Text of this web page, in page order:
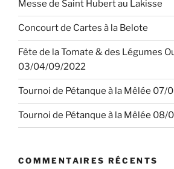
Messe de Saint Hubert au Lakisse
Concourt de Cartes à la Belote
Fête de la Tomate & des Légumes
03/04/09/2022
Tournoi de Pétanque à la Mêlée 07/
Tournoi de Pétanque à la Mêlée 08/
COMMENTAIRES RÉCENTS